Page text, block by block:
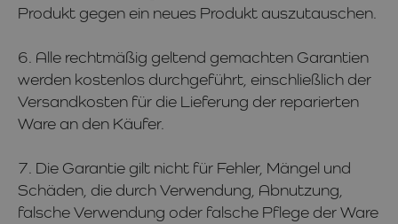
Produkt gegen ein neues Produkt auszutauschen.
6. Alle rechtmäßig geltend gemachten Garantien
werden kostenlos durchgeführt, einschließlich der
Versandkosten für die Lieferung der reparierten
Ware an den Käufer.
7. Die Garantie gilt nicht für Fehler, Mängel und
Schäden, die durch Verwendung, Abnutzung,
falsche Verwendung oder falsche Pflege der Ware